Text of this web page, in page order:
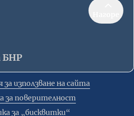
БНР
за използване на сайта
за поверителност
за „бисквитки“